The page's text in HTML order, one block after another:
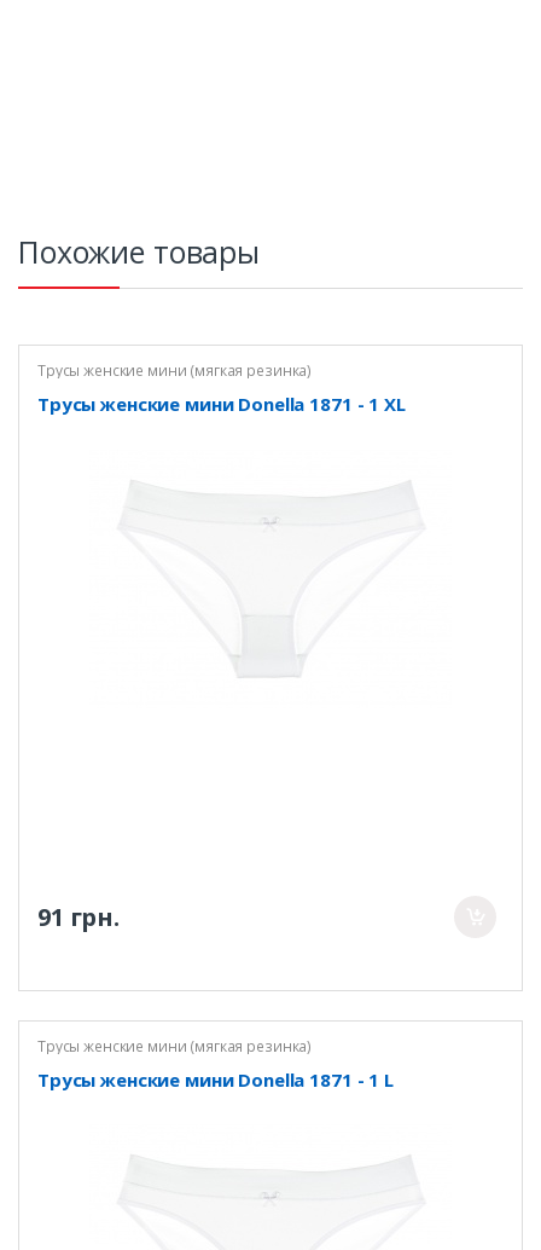
Похожие товары
Трусы женские мини (мягкая резинка)
Трусы женские мини Donella 1871 - 1 XL
91 грн.
Трусы женские мини (мягкая резинка)
Трусы женские мини Donella 1871 - 1 L